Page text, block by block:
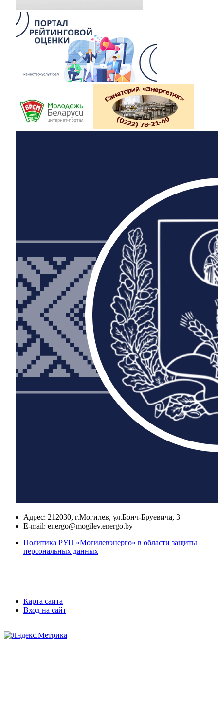
Адрес: 212030, г.Могилев, ул.Бонч-Бруевича, 3
E-mail: energo@mogilev.energo.by
Политика РУП «Могилевэнерго» в области защиты
персональных данных
Карта сайта
Вход на сайт